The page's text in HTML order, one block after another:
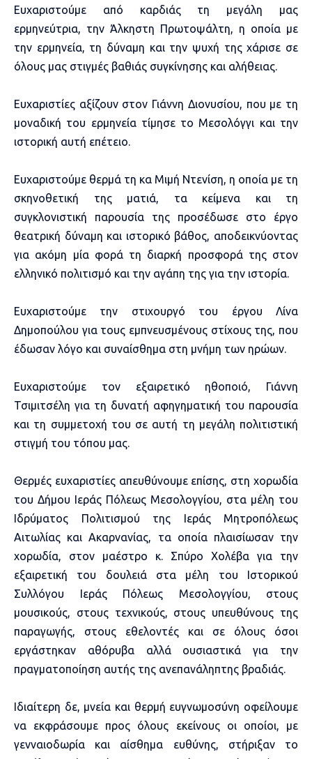
Ευχαριστούμε από καρδιάς τη μεγάλη μας
ερμηνεύτρια, την Άλκηστη Πρωτοψάλτη, η οποία με
την ερμηνεία, τη δύναμη και την ψυχή της χάρισε σε
όλους μας στιγμές βαθιάς συγκίνησης και αλήθειας.
Ευχαριστίες αξίζουν στον Γιάννη Διονυσίου, που με τη
μοναδική του ερμηνεία τίμησε το Μεσολόγγι και την
ιστορική αυτή επέτειο.
Ευχαριστούμε θερμά τη κα Μιμή Ντενίση, η οποία με τη
σκηνοθετική της ματιά, τα κείμενα και τη
συγκλονιστική παρουσία της προσέδωσε στο έργο
θεατρική δύναμη και ιστορικό βάθος, αποδεικνύοντας
για ακόμη μία φορά τη διαρκή προσφορά της στον
ελληνικό πολιτισμό και την αγάπη της για την ιστορία.
Ευχαριστούμε την στιχουργό του έργου Λίνα
Δημοπούλου για τους εμπνευσμένους στίχους της, που
έδωσαν λόγο και συναίσθημα στη μνήμη των ηρώων.
Ευχαριστούμε τον εξαιρετικό ηθοποιό, Γιάννη
Τσιμιτσέλη για τη δυνατή αφηγηματική του παρουσία
και τη συμμετοχή του σε αυτή τη μεγάλη πολιτιστική
στιγμή του τόπου μας.
Θερμές ευχαριστίες απευθύνουμε επίσης, στη χορωδία
του Δήμου Ιεράς Πόλεως Μεσολογγίου, στα μέλη του
Ιδρύματος Πολιτισμού της Ιεράς Μητροπόλεως
Αιτωλίας και Ακαρνανίας, τα οποία πλαισίωσαν την
χορωδία, στον μαέστρο κ. Σπύρο Χολέβα για την
εξαιρετική του δουλειά στα μέλη του Ιστορικού
Συλλόγου Ιεράς Πόλεως Μεσολογγίου, στους
μουσικούς, στους τεχνικούς, στους υπευθύνους της
παραγωγής, στους εθελοντές και σε όλους όσοι
εργάστηκαν αθόρυβα αλλά ουσιαστικά για την
πραγματοποίηση αυτής της ανεπανάληπτης βραδιάς.
Ιδιαίτερη δε, μνεία και θερμή ευγνωμοσύνη οφείλουμε
να εκφράσουμε προς όλους εκείνους οι οποίοι, με
γενναιοδωρία και αίσθημα ευθύνης, στήριξαν το